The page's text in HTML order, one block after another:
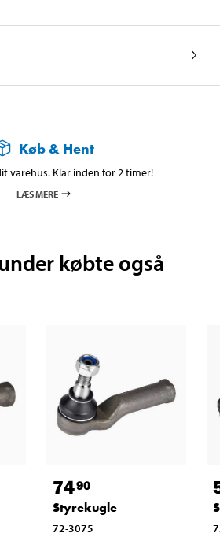
Køb & Hent
varehus. Klar inden for 2 timer!
LÆS MERE
købte også
7490
Styrekugle
72-3075